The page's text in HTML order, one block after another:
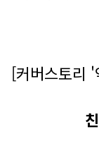
[커버스토리